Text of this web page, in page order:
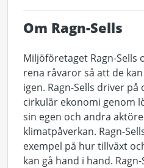
Om Ragn-Sells
Miljöföretaget Ragn-Sells
rena råvaror så att de
igen. Ragn-Sells driver
cirkulär ekonomi genom
sin egen och andra
klimatpåverkan. Ragn-
exempel på hur tillväxt
kan gå hand i hand.